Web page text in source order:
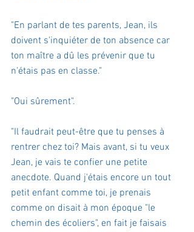
"En parlant de tes parents, Jean, ils
doivent s'inquiéter de ton absence car
ton maître a dû les prévenir que tu
n'étais pas en classe."
"Oui sûrement".
"Il faudrait peut-être que tu penses à
rentrer chez toi? Mais avant, si tu veux
Jean, je vais te confier une petite
anecdote. Quand j'étais encore un tout
petit enfant comme toi, je prenais
comme on disait à mon époque "le
chemin des écoliers", en fait je faisais